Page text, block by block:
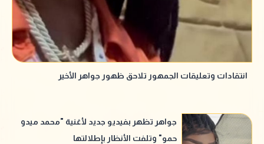
انتقادات وتعليقات الجمهور تلاحق ظهور جواهر الأخير
جواهر تظهر بفيديو جديد لأغنية "محمد ميدو
حمو" وتلفت الأنظار بإطلالتها